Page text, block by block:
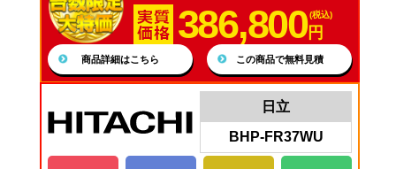
386,800(税込)
円
商品詳細はこちら この商品で無料見積
日立
BHP-FR37WU